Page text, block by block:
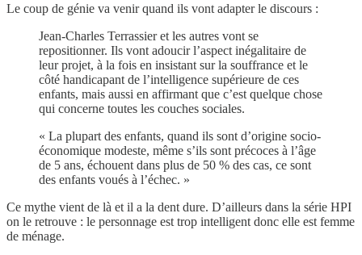
Le coup de génie va venir quand ils vont adapter le discours :
Jean-Charles Terrassier et les autres vont se
repositionner. Ils vont adoucir l’aspect inégalitaire de
leur projet, à la fois en insistant sur la souffrance et le
côté handicapant de l’intelligence supérieure de ces
enfants, mais aussi en affirmant que c’est quelque chose
qui concerne toutes les couches sociales.
« La plupart des enfants, quand ils sont d’origine socio-
économique modeste, même s’ils sont précoces à l’âge
de 5 ans, échouent dans plus de 50 % des cas, ce sont
des enfants voués à l’échec. »
Ce mythe vient de là et il a la dent dure. D’ailleurs dans la série HPI
on le retrouve : le personnage est trop intelligent donc elle est femme
de ménage.